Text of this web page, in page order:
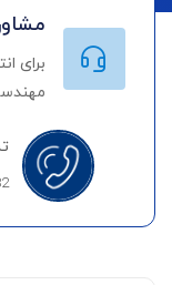
برای